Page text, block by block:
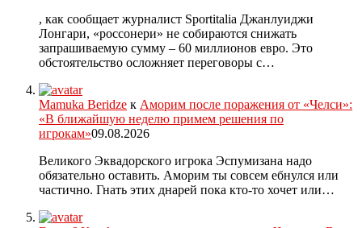
, как сообщает журналист Sportitalia Джанлуиджи
Лонгари, «россонери» не собираются снижать
запрашиваемую сумму – 60 миллионов евро. Это
обстоятельство осложняет переговоры с…
Mamuka Beridze к Аморим после поражения от «Челси»:
«В ближайшую неделю примем решения по
игрокам»09.08.2026
Великого Эквадорского игрока Эспумизана надо
обязательно оставить. Аморим ты совсем ебнулся или
частично. Гнать этих днарей пока кто-то хочет или…